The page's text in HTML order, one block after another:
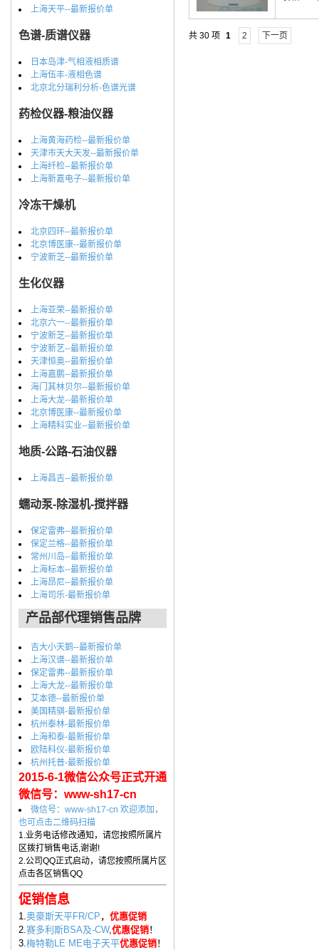
上海天平--最新报价单
色谱-质谱仪器
日本岛津-气相液相质谱
上海伍丰-液相色谱
北京北分瑞利分析-色谱光谱
药检仪器-粮油仪器
上海黄海药检--最新报价单
天津市天大天发--最新报价单
上海纤检--最新报价单
上海新嘉电子--最新报价单
冷冻干燥机
北京四环--最新报价单
北京博医康--最新报价单
宁波新芝--最新报价单
生化仪器
上海亚荣--最新报价单
北京六一--最新报价单
宁波新芝--最新报价单
宁波新艺--最新报价单
天津恒奥--最新报价单
上海嘉鹏--最新报价单
海门其林贝尔--最新报价单
上海大龙--最新报价单
北京博医康--最新报价单
上海精科实业--最新报价单
地质-公路-石油仪器
上海昌吉--最新报价单
蠕动泵-除湿机-搅拌器
保定雷弗--最新报价单
保定兰格--最新报价单
常州川岛--最新报价单
上海标本--最新报价单
上海昂尼--最新报价单
上海司乐-最新报价单
产品部代理销售品牌
吉大小天鹅--最新报价单
上海汉谱--最新报价单
保定雷弗--最新报价单
上海大龙--最新报价单
艾本德--最新报价单
美国精骐-最新报价单
杭州泰林-最新报价单
上海和泰-最新报价单
欧陆科仪-最新报价单
杭州托普-最新报价单
2015-6-1微信公众号正式开通
微信号：www-sh17-cn
微信号：www-sh17-cn 欢迎添加，
也可点击二维码扫描
1.业务电话修改通知，请您按照所属片
区拨打销售电话,谢谢!
2.公司QQ正式启动，请您按照所属片区
点击各区销售QQ
促销信息
1. 奥豪斯天平FR/CP ， 优惠促销
2. 赛多利斯BSA及-CW, 优惠促销！
3. 梅特勒LE ME电子天平优惠促销！
共 30 项 1 2 下一页